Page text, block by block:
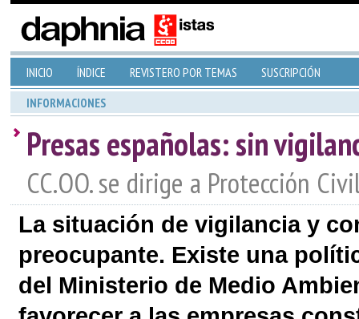
INICIO ÍNDICE REVISTERO POR TEMAS SUSCRIPCIÓN
INFORMACIONES
Presas españolas: sin
CC.OO. se dirige a Protección
La situación de vigilancia y
preocupante. Existe una
del Ministerio de Medio